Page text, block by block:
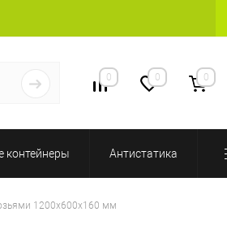
0 0 0
контейнеры Антистатика
1200х600х160 мм